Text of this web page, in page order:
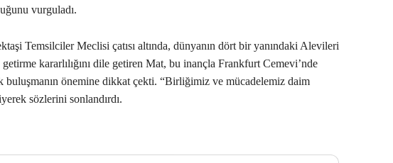
vurguladı.
Temsilciler Meclisi çatısı altında, dünyanın dört bir yanındaki Alevileri
kararlılığını dile getiren Mat, bu inançla Frankfurt Cemevi’nde
buluşmanın önemine dikkat çekti. “Birliğimiz ve mücadelemiz daim
sözlerini sonlandırdı.